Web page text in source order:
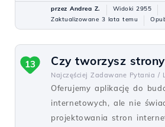
przez Andrea Z.
Widoki 2955
Zaktualizowane 3 lata temu
Czy tworzysz
Najczęściej Zadawane Pytania /
Oferujemy aplikację do
internetowych, ale nie
projektowania stron
13